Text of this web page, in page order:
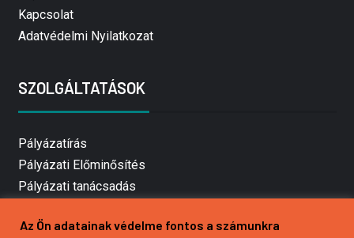
Kapcsolat
Adatvédelmi Nyilatkozat
SZOLGÁLTATÁSOK
Pályázatírás
Pályázati Előminősítés
Pályázati tanácsadás
Mezőgazdasági pályázatírás
Az Ön adatainak védelme fontos a számunkra